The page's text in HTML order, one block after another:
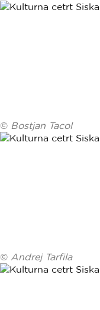
© Bostjan Tacol
© Andrej Tarfila